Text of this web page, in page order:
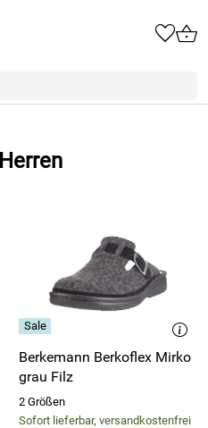
Berkemann Berkoflex Mirko
grau Filz
2 Größen
Sofort lieferbar, versandkostenfrei